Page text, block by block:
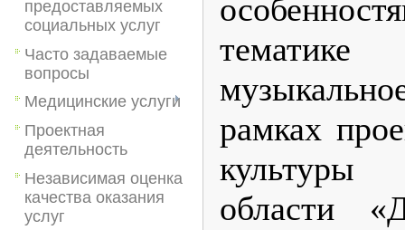
предоставляемых
социальных услуг
Часто задаваемые
вопросы
Медицинские услуги
Проектная
деятельность
Независимая оценка
качества оказания
услуг
рамках
культуры
области